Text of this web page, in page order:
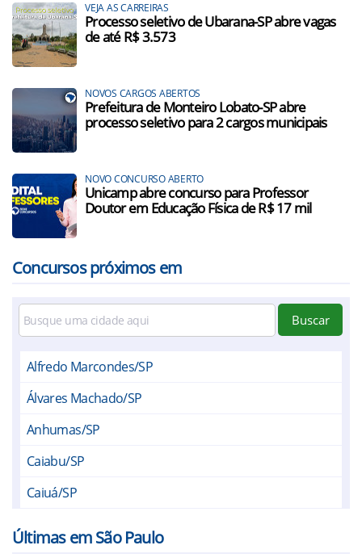
VEJA AS CARREIRAS
Processo seletivo de Ubarana-SP abre vagas
de até R$ 3.573
NOVOS CARGOS ABERTOS
Prefeitura de Monteiro Lobato-SP abre
processo seletivo para 2 cargos municipais
NOVO CONCURSO ABERTO
Unicamp abre concurso para Professor
Doutor em Educação Física de R$ 17 mil
Concursos próximos em
Buscar
Alfredo Marcondes/SP
Álvares Machado/SP
Anhumas/SP
Caiabu/SP
Caiuá/SP
Últimas em São Paulo